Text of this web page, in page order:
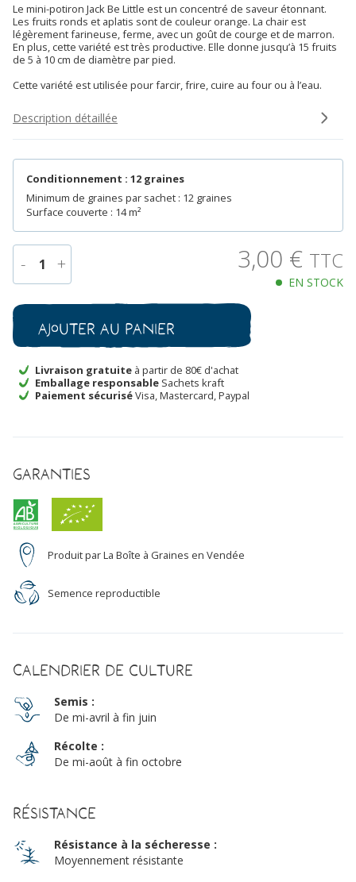
Le mini-potiron Jack Be Little est un concentré de saveur étonnant.
Les fruits ronds et aplatis sont de couleur orange. La chair est
légèrement farineuse, ferme, avec un goût de courge et de marron.
En plus, cette variété est très productive. Elle donne jusqu’à 15 fruits
de 5 à 10 cm de diamètre par pied.
Cette variété est utilisée pour farcir, frire, cuire au four ou à l’eau.
Description détaillée
Conditionnement : 12 graines
Minimum de graines par sachet : 12 graines
Surface couverte : 14 m²
- 1 +
de
Courge
Jack
Little
Bio
3,00 € TTC
EN STOCK
Ajouter au panier
Livraison gratuite à partir de 80€ d'achat
Emballage responsable Sachets kraft
Paiement sécuriséVisa, Mastercard, Paypal
Garanties
Produit par La Boîte à Graines en Vendée
Semence reproductible
Calendrier de culture
Semis :
De mi-avril à fin juin
Récolte :
De mi-août à fin octobre
Résistance
Résistance à la sécheresse :
Moyennement résistante